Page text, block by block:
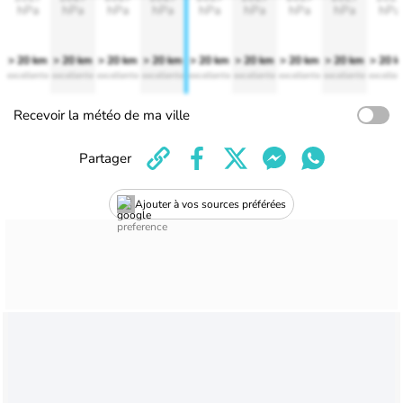
hPa
> 20 km
excellente
hPa
> 20 km
excellente
hPa
> 20 km
excellente
hPa
> 20 km
excellente
hPa
> 20 km
excellente
hPa
> 20 km
excellente
hPa
> 20 km
excellente
hPa
> 20 km
excellente
hPa
> 20
Recevoir la météo de ma ville
Ajouter à vos sources préférées
Partager